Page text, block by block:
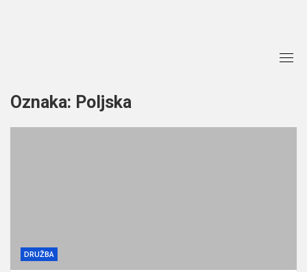
Oznaka: Poljska
DRUŽBA